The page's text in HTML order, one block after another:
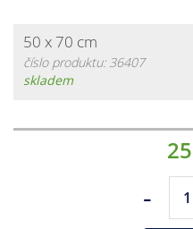
50 x 70 cm
číslo produktu: 36407
skladem
-